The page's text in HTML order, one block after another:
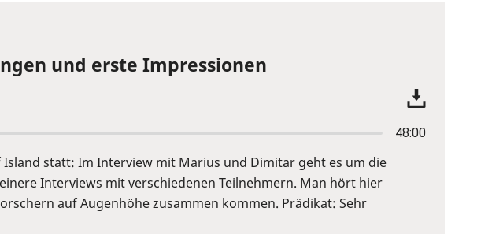
und erste Impressionen
48:00
Island statt: Im Interview mit Marius und Dimitar geht es um die
Interviews mit verschiedenen Teilnehmern. Man hört hier
auf Augenhöhe zusammen kommen. Prädikat: Sehr